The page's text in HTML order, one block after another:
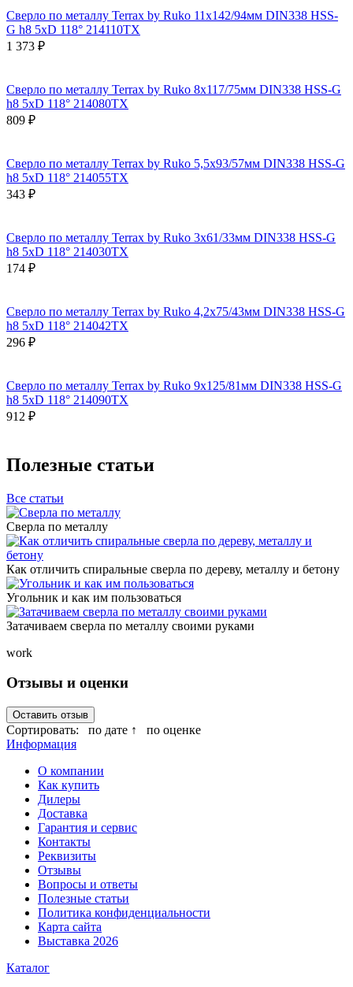
Сверло по металлу Terrax by Ruko 11x142/94мм DIN338 HSS-
G h8 5xD 118° 214110TX
1 373 ₽
Сверло по металлу Terrax by Ruko 8x117/75мм DIN338 HSS-G
h8 5xD 118° 214080TX
809 ₽
Сверло по металлу Terrax by Ruko 5,5x93/57мм DIN338 HSS-G
h8 5xD 118° 214055TX
343 ₽
Сверло по металлу Terrax by Ruko 3x61/33мм DIN338 HSS-G
h8 5xD 118° 214030TX
174 ₽
Сверло по металлу Terrax by Ruko 4,2x75/43мм DIN338 HSS-G
h8 5xD 118° 214042TX
296 ₽
Сверло по металлу Terrax by Ruko 9x125/81мм DIN338 HSS-G
h8 5xD 118° 214090TX
912 ₽
Полезные статьи
Все статьи
Сверла по металлу
Как отличить спиральные сверла по дереву, металлу и бетону
Угольник и как им пользоваться
Затачиваем сверла по металлу своими руками
work
Отзывы и оценки
Оставить отзыв
Сортировать: по дате ↑
по оценке
Информация
О компании
Как купить
Дилеры
Доставка
Гарантия и сервис
Контакты
Реквизиты
Отзывы
Вопросы и ответы
Полезные статьи
Политика конфиденциальности
Карта сайта
Выставка 2026
Каталог